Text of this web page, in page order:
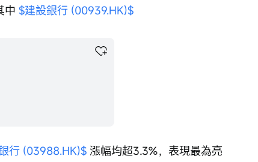
中 $建設銀行 (00939.HK)$
行 (03988.HK)$ 漲幅均超3.3%，表現最為亮